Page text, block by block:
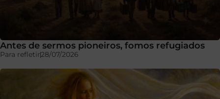
Antes de sermos pioneiros, fomos refugiados
Para refletir28/07/2026